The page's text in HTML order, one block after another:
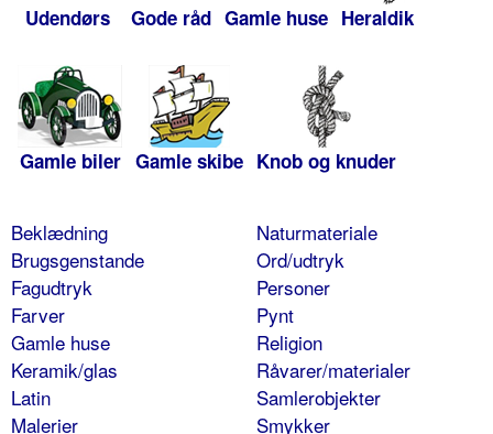
Udendørs Gode råd Gamle huse Heraldik
Gamle biler Gamle skibe Knob og knuder
Beklædning
Brugsgenstande
Fagudtryk
Farver
Gamle huse
Keramik/glas
Latin
Malerier
Naturmateriale
Ord/udtryk
Personer
Pynt
Religion
Råvarer/materialer
Samlerobjekter
Smykker